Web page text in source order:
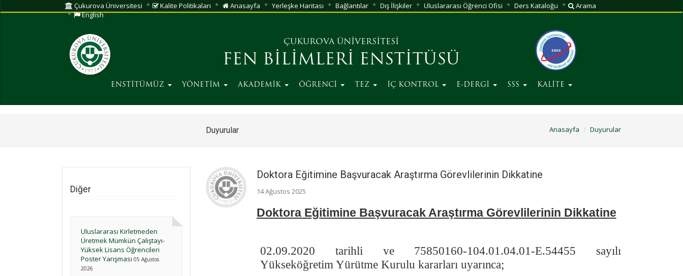
Çukurova Üniversitesi Kalite Politikaları Anasayfa Yerleşke Haritası Bağlantılar Dış İlişkiler Uluslararası Öğrenci Ofisi Ders Kataloğu
Arama
English
ÇUKUROVA ÜNİVERSİTESİ
FEN BİLİMLERİ ENSTİTÜSÜ
ENSTİTÜMÜZ YÖNETİM AKADEMİK ÖĞRENCİ TEZ İÇ KONTROL E-DERGİ SSS KALİTE
Duyurular Anasayfa Duyurular
Diğer
Uluslararası Kirletmeden
Üretmek Mümkün Çalıştayı-
Yüksek Lisans Öğrencileri
Poster Yarışması 05 Ağustos
2026
Doktora Eğitimine Başvuracak Araştırma Görevlilerinin Dikkatine
14 Ağustos 2025
Doktora Eğitimine Başvuracak Araştırma Görevlilerinin Dikkatine
02.09.2020 tarihli ve 75850160‐104.01.04.01‐E.54455 sayılı
Yükseköğretim Yürütme Kurulu kararlarıuyarınca;